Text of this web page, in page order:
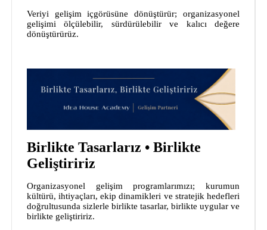
Veriyi gelişim içgörüsüne dönüştürür; organizasyonel
gelişimi ölçülebilir, sürdürülebilir ve kalıcı değere
dönüştürürüz.
Birlikte Tasarlarız • Birlikte
Geliştiririz
Organizasyonel gelişim programlarımızı; kurumun
kültürü, ihtiyaçları, ekip dinamikleri ve stratejik hedefleri
doğrultusunda sizlerle birlikte tasarlar, birlikte uygular ve
birlikte geliştiririz.